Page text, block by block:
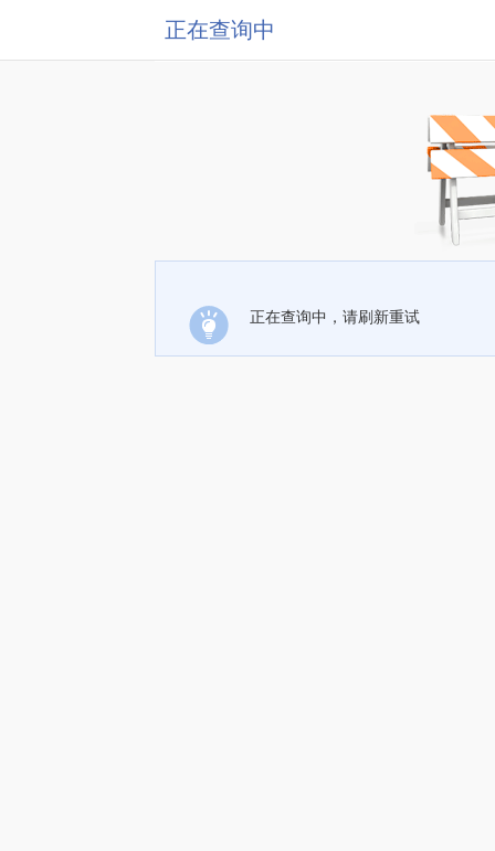
正在查询中
正在查询中，请刷新重试